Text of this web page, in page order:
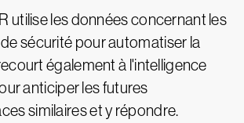
utilise les données concernant les
sécurité pour automatiser la
également à l'intelligence
anticiper les futures
similaires et y répondre.